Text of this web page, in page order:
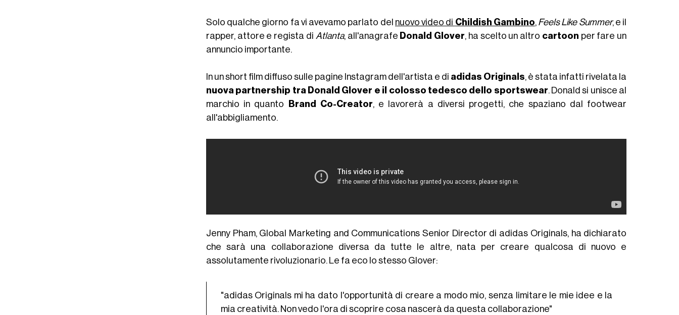
Solo qualche giorno fa vi avevamo parlato del nuovo video di Childish Gambino Feels Like Summer, e il
rapper, attore e regista di Atlanta, all'anagrafe Donald Glover , ha scelto un altro cartoon per fare un
annuncio importante.
In un short film diffuso sulle pagine Instagram dell'artista e di adidas Originals, è stata infatti rivelata la
nuova partnership tra Donald Glover e il colosso tedesco dello sportswear. Donald si unisce al
marchio in quanto
Brand Co-Creator, e lavorerà a diversi progetti, che spaziano dal footwear
all'abbigliamento.
Jenny Pham, Global Marketing and Communications Senior Director di adidas Originals, ha dichiarato
che sarà una collaborazione diversa da tutte le altre, nata per creare qualcosa di nuovo e
assolutamente rivoluzionario. Le fa eco lo stesso Glover:
"adidas Originals mi ha dato l'opportunità di creare a modo mio, senza limitare le mie idee e la
mia creatività. Non vedo l'ora di scoprire cosa nascerà da questa collaborazione"